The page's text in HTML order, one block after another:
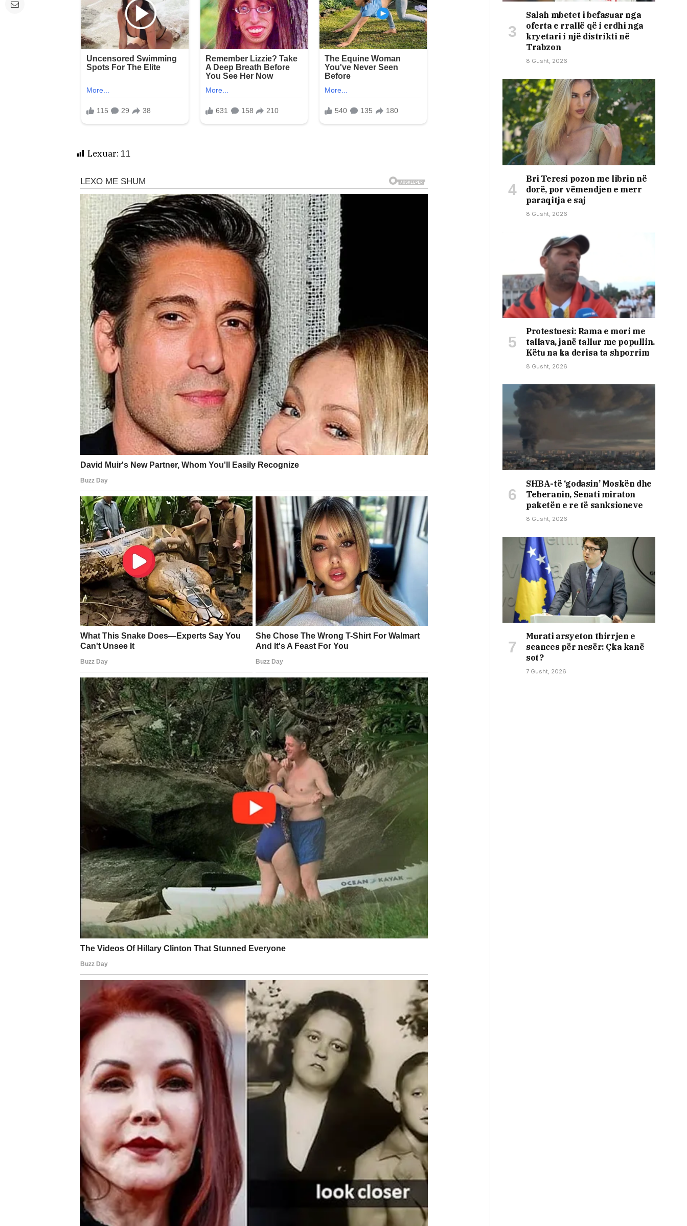
Lexuar: 11
Salah mbetet i befasuar nga
oferta e rrallë që i erdhi nga
kryetari i një distrikti në
Trabzon
8 Gusht, 2026
Bri Teresi pozon me librin në
dorë, por vëmendjen e merr
paraqitja e saj
8 Gusht, 2026
Protestuesi: Rama e mori me
tallava, janë tallur me popullin.
Këtu na ka derisa ta shporrim
8 Gusht, 2026
SHBA-të ‘godasin’ Moskën dhe
Teheranin, Senati miraton
paketën e re të sanksioneve
8 Gusht, 2026
Murati arsyeton thirrjen e
seances për nesër: Çka kanë
sot?
7 Gusht, 2026